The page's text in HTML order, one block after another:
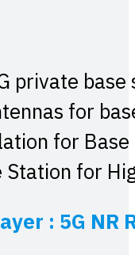
private
for
for
Station for
: 5G NR